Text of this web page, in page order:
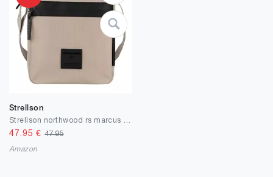
Strellson
47.95 €47.95
Amazon